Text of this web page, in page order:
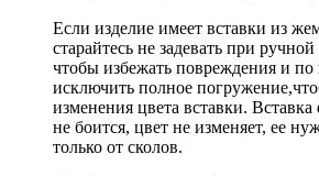
Если изделие имеет вставки из
старайтесь не задевать при ручной
чтобы избежать повреждения и по
исключить полное
изменения цвета вставки.
не боится, цвет не изменяет, ее
только от сколов.